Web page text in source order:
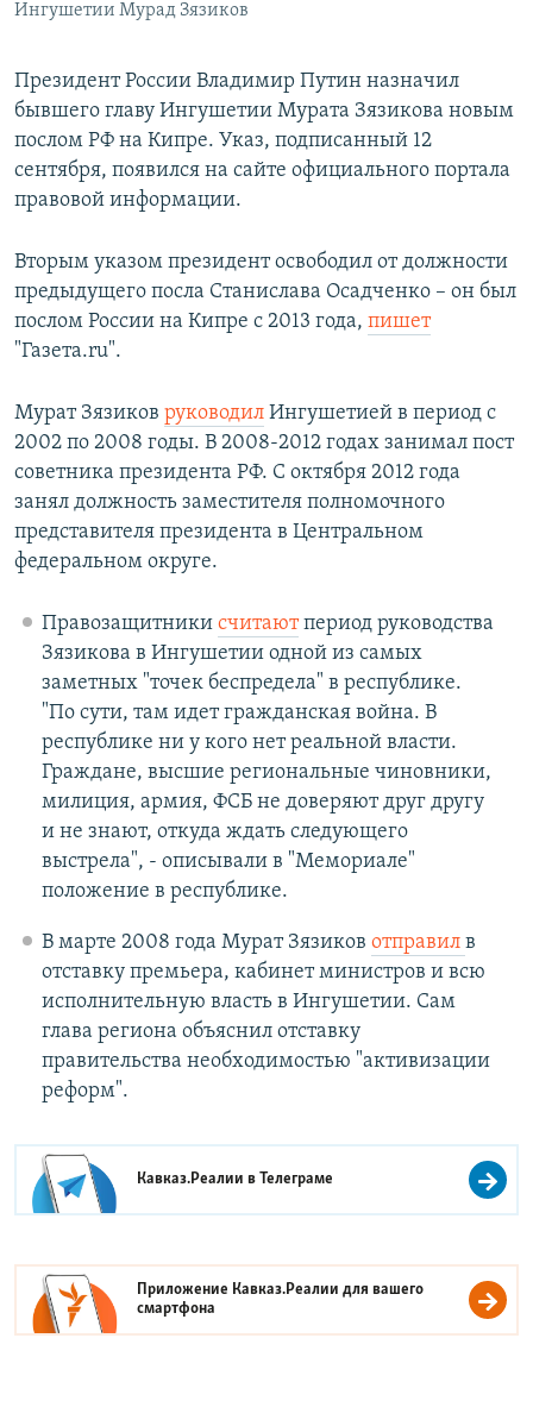
Все сайты РСЕ/РС
Ингушетии Мурад Зязиков
Президент России Владимир Путин назначил
бывшего главу Ингушетии Мурата Зязикова новым
послом РФ на Кипре. Указ, подписанный 12
сентября, появился на сайте официального портала
правовой информации.
Вторым указом президент освободил от должности
предыдущего посла Станислава Осадченко – он был
послом России на Кипре с 2013 года, пишет
"Газета.ru".
Мурат Зязиков руководил Ингушетией в период с
2002 по 2008 годы. В 2008-2012 годах занимал пост
советника президента РФ. С октября 2012 года
занял должность заместителя полномочного
представителя президента в Центральном
федеральном округе.
Правозащитники считаютпериод руководства
Зязикова в Ингушетии одной из самых
заметных "точек беспредела" в республике.
"По сути, там идет гражданская война. В
республике ни у кого нет реальной власти.
Граждане, высшие региональные чиновники,
милиция, армия, ФСБ не доверяют друг другу
и не знают, откуда ждать следующего
выстрела", - описывали в "Мемориале"
положение в республике.
В марте 2008 года Мурат Зязиков отправил в
отставку премьера, кабинет министров и всю
исполнительную власть в Ингушетии. Сам
глава региона объяснил отставку
правительства необходимостью "активизации
реформ".
Кавказ.Реалии вТелеграме
Приложение Кавказ.Реалии для вашего
смартфона